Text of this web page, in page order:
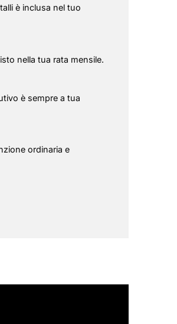
è inclusa nel tuo
nella tua rata mensile.
è sempre a tua
ordinaria e